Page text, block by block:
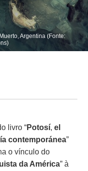
Argentina (Fonte:
livro “Potosí,el
contemporánea”
o vínculo do
da América” à